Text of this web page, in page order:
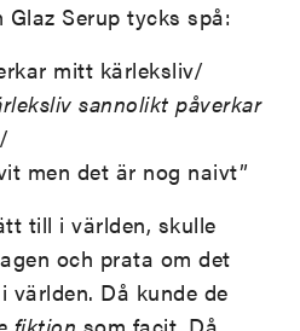
Serup tycks spå:
mitt kärleksliv/
sannolikt påverkar
/
men det är nog naivt”
till i världen, skulle
och prata om det
Då kunde de